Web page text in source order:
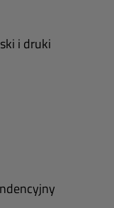
i druki